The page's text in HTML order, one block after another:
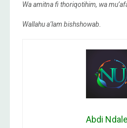
Wa amitna fi thoriqotihim, wa
Wallahu a’lam bishshowab.
Abdi